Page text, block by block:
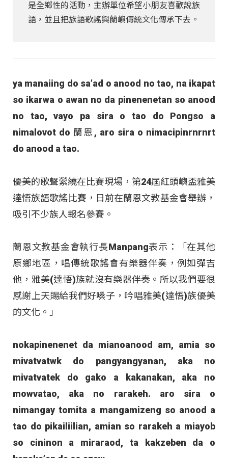
是全鄉性的活動，主辦單位希望小朋友喜歡說族
語，並且把族語歌謠與蘭嶼傳統文化傳承下去。
ya manaiing do sa’ad o anood no tao, na ikapat
so ikarwa o awan no da pinenenetan so anood
no tao, vayo pa sira o tao do Pongso a
nimalovot do 蘭恩, aro sira o nimacipinrnrnrt
do anood a tao.
優美的歌聲縈繞在比賽現場，第24屆紅頭嶼盃雅美
達悟族語歌謠比賽，日前在蘭恩文教基金會舉辦，
吸引不少族人報名參賽。
蘭恩文教基金會執行長Manpang表示：「在其他
原鄉地區，唱傳統歌謠會有樂器伴奏，例如彈吉
他，雅美(達悟)族就沒有樂器伴奏。所以我們要很
感謝上天賜給我們好嗓子，吟唱雅美(達悟)族優美
的文化。」
nokapinenenet da mianoanood am, amia so
mivatvatwk do pangyangyanan, aka no
mivatvatek do gako a kakanakan, aka no
mowvatao, aka no rarakeh. aro sira o
nimangay tomita a mangamizeng so anood a
tao do pikailiilian, amian so rarakeh a miayob
so cininon a miraraod, ta kakzeben da o